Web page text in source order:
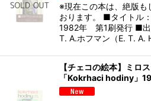
※現在この本は、絶版も
おります。 ■タイトル
1982年 第1刷発行 ■出
T. A.ホフマン（E. T. A.
【チェコの絵本】ミロ
「Kokrhaci hodiny」